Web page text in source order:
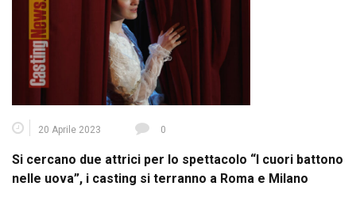
20 Aprile 2023 0
Si cercano due attrici per lo spettacolo “I cuori battono
nelle uova”, i casting si terranno a Roma e Milano